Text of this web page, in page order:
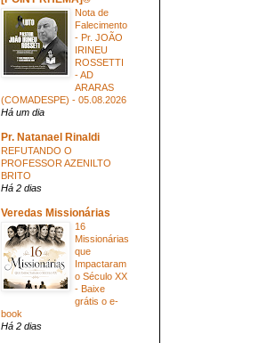
Nota de
Falecimento
- Pr. JOÃO
IRINEU
ROSSETTI
- AD
ARARAS
(COMADESPE) - 05.08.2026
Há um dia
Pr. Natanael Rinaldi
REFUTANDO O
PROFESSOR AZENILTO
BRITO
Há 2 dias
Veredas Missionárias
16
Missionárias
que
Impactaram
o Século XX
- Baixe
grátis o e-
book
Há 2 dias